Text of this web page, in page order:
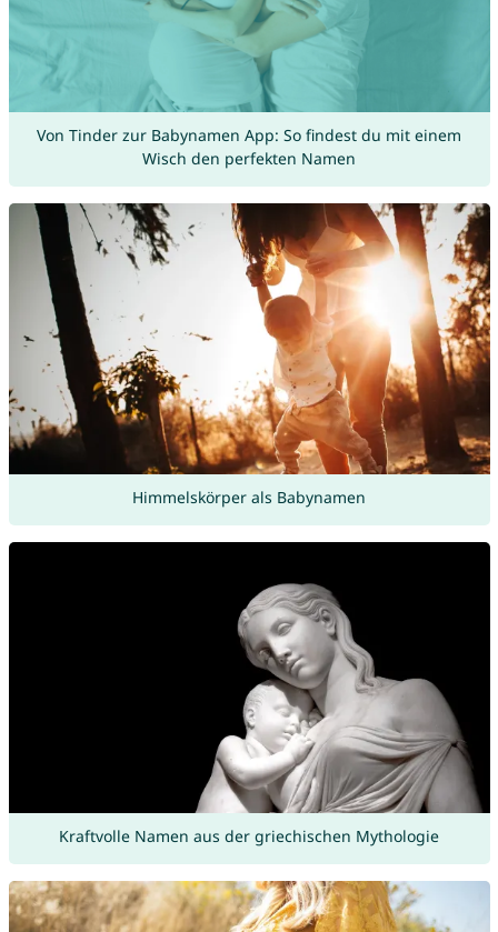
Von Tinder zur Babynamen App: So findest du mit einem
Wisch den perfekten Namen
Himmelskörper als Babynamen
Kraftvolle Namen aus der griechischen Mythologie